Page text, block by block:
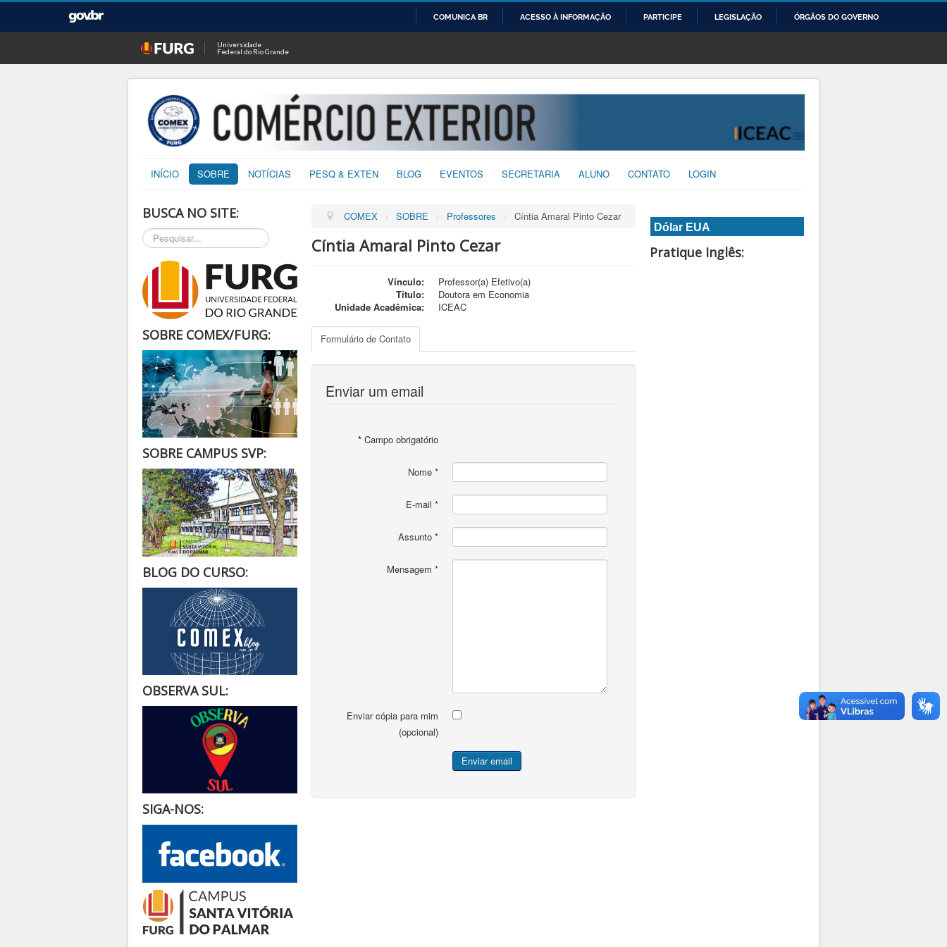
O
CONTEÚDO
COMUNICA BR ACESSO À INFORMAÇÃO PARTICIPE LEGISLAÇÃO ÓRGÃOS DO GOVERNO
Universidade
Federal do Rio Grande
INÍCIO SOBRE NOTÍCIAS PESQ & EXTEN BLOG EVENTOS SECRETARIA ALUNO CONTATO LOGIN
BUSCA NO SITE:
Pesquisar...
SOBRE COMEX/FURG:
SOBRE CAMPUS SVP:
BLOG DO CURSO:
OBSERVA SUL:
SIGA-NOS:
COMEX > SOBRE > Professores > Cíntia Amaral Pinto Cezar
Cíntia Amaral Pinto Cezar
Vínculo:
Professor(a) Efetivo(a)
Título:
Doutora em Economia
Unidade Acadêmica:
ICEAC
Formulário de Contato
Enviar um email
* Campo obrigatório
Nome *
E-mail *
Assunto *
Mensagem *
Enviar cópia para mim
(opcional)
Enviar email
Dólar EUA
Pratique Inglês: